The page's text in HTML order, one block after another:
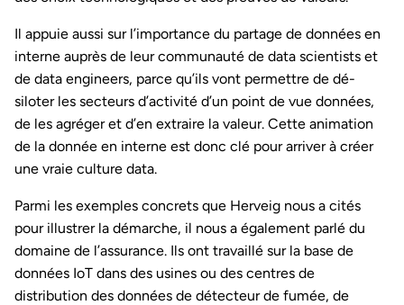
Il appuie aussi sur l’importance du partage de données en
interne auprès de leur communauté de data scientists et
de data engineers, parce qu’ils vont permettre de dé-
siloter les secteurs d’activité d’un point de vue données,
de les agréger et d’en extraire la valeur. Cette animation
de la donnée en interne est donc clé pour arriver à créer
une vraie culture data.
Parmi les exemples concrets que Herveig nous a cités
pour illustrer la démarche, il nous a également parlé du
domaine de l’assurance. Ils ont travaillé sur la base de
données IoT dans des usines ou des centres de
distribution des données de détecteur de fumée, de